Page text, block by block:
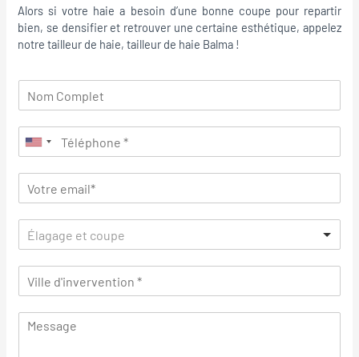
Alors si votre haie a besoin d’une bonne coupe pour repartir
bien, se densifier et retrouver une certaine esthétique, appelez
notre tailleur de haie, tailleur de haie Balma !
Élagage et coupe